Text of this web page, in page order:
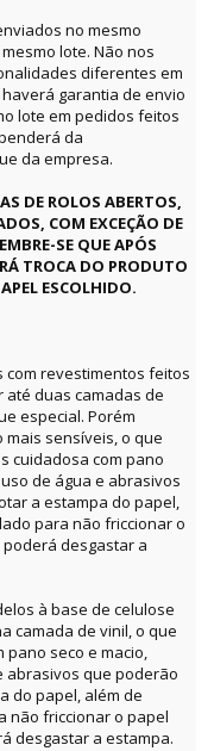
no mesmo
lote. Não nos
diferentes em
garantia de envio
lote em pedidos feitos
da
da empresa.
DE ROLOS ABERTOS,
COM EXCEÇÃO DE
SE QUE APÓS
TROCA DO PRODUTO
ESCOLHIDO.
com revestimentos feitos
duas camadas de
especial. Porém
sensíveis, o que
cuidadosa com pano
de água e abrasivos
a estampa do papel,
para não friccionar o
desgastar a
à base de celulose
camada de vinil, o que
pano seco e macio,
abrasivos que poderão
do papel, além de
não friccionar o papel
desgastar a estampa.